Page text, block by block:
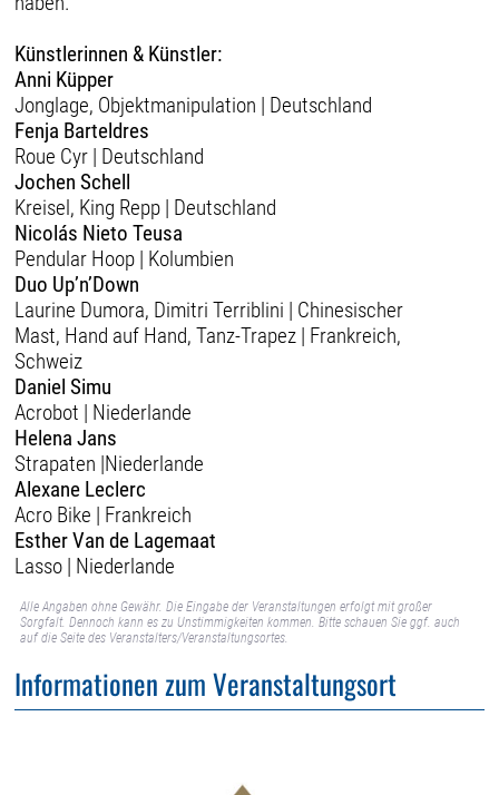
Künstlerinnen & Künstler:
Anni Küpper
Jonglage, Objektmanipulation | Deutschland
Fenja Barteldres
Roue Cyr | Deutschland
Jochen Schell
Kreisel, King Repp | Deutschland
Nicolás Nieto Teusa
Pendular Hoop | Kolumbien
Duo Up’n’Down
Laurine Dumora, Dimitri Terriblini | Chinesischer
Mast, Hand auf Hand, Tanz-Trapez | Frankreich,
Schweiz
Daniel Simu
Acrobot | Niederlande
Helena Jans
Strapaten |Niederlande
Alexane Leclerc
Acro Bike | Frankreich
Esther Van de Lagemaat
Lasso | Niederlande
Alle Angaben ohne Gewähr. Die Eingabe der Veranstaltungen erfolgt mit großer
Sorgfalt. Dennoch kann es zu Unstimmigkeiten kommen. Bitte schauen Sie ggf. auch
auf die Seite des Veranstalters/Veranstaltungsortes.
Informationen zum Veranstaltungsort